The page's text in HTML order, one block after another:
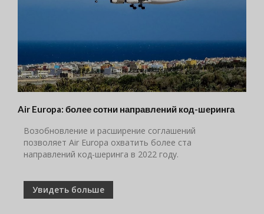
Air Europa: более сотни направлений код-шеринга
Возобновление и расширение соглашений
позволяет Air Europa охватить более ста
направлений код-шеринга в 2022 году.
Увидеть больше